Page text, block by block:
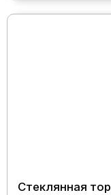
Стеклянная